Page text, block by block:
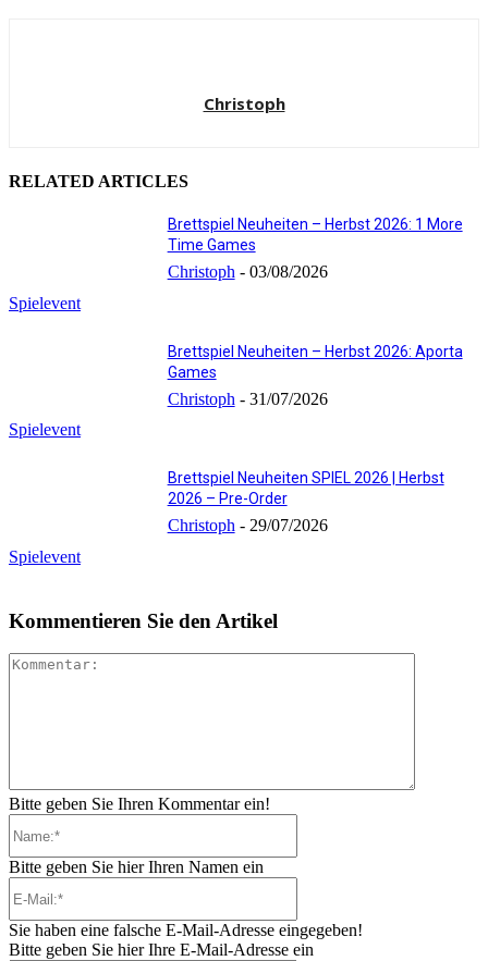
Christoph
RELATED ARTICLES
Spielevent
Brettspiel Neuheiten – Herbst 2026: 1 More
Time Games
Christoph - 03/08/2026
Spielevent
Brettspiel Neuheiten – Herbst 2026: Aporta
Games
Christoph - 31/07/2026
Spielevent
Brettspiel Neuheiten SPIEL 2026 | Herbst
2026 – Pre-Order
Christoph - 29/07/2026
Kommentieren Sie den Artikel
Bitte geben Sie Ihren Kommentar ein!
Bitte geben Sie hier Ihren Namen ein
Sie haben eine falsche E-Mail-Adresse eingegeben!
Bitte geben Sie hier Ihre E-Mail-Adresse ein